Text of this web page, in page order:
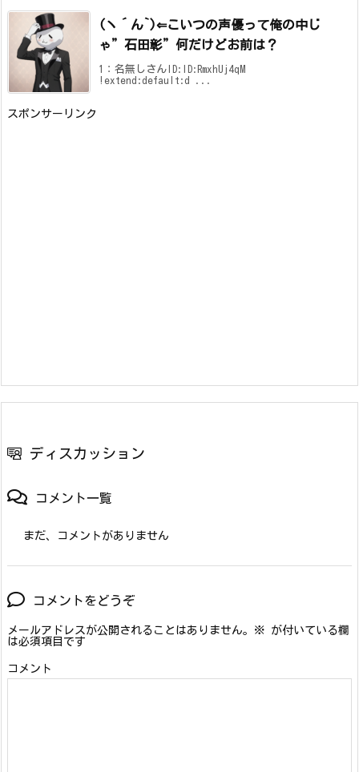
(ヽ´ん`)⇐こいつの声優って俺の中じ
ゃ”石田彰”何だけどお前は？
1：名無しさんID:ID:RmxhUj4qM
!extend:default:d ...
スポンサーリンク
ディスカッション
コメント一覧
まだ、コメントがありません
コメントをどうぞ
メールアドレスが公開されることはありません。 ※ が付いている欄
は必須項目です
コメント